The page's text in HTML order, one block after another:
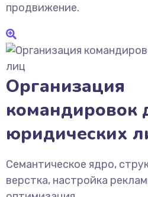
продвижение.
Организация
командировок
юридических
Семантическое ядро,
верстка, настройка